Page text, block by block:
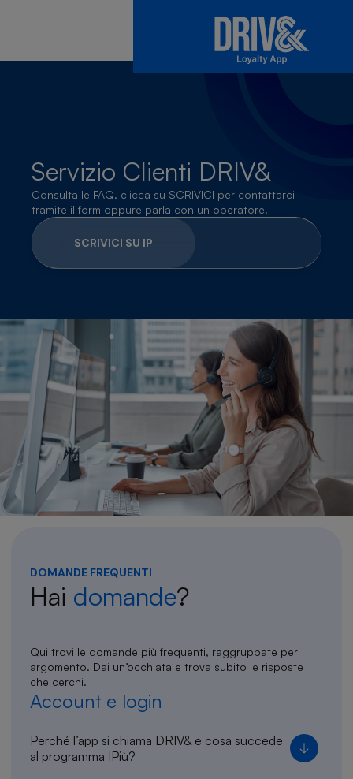
Servizio Clienti DRIV&
Consulta le FAQ, clicca su SCRIVICI per contattarci
tramite il form oppure parla con un operatore.
SCRIVICI SU IP
DOMANDE FREQUENTI
Hai domande?
Qui trovi le domande più frequenti, raggruppate per
argomento. Dai un’occhiata e trova subito le risposte
che cerchi.
Account e login
Perché l’app si chiama DRIV& e cosa succede
al programma IPiù?